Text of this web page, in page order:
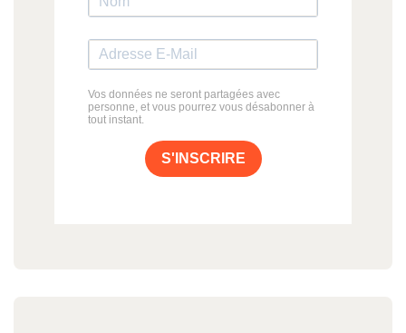
Vos données ne seront partagées avec
personne, et vous pourrez vous désabonner à
tout instant.
S'INSCRIRE